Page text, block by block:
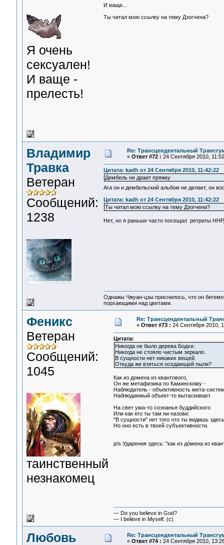
Я очень
сексуален!
И ваще -
прелесть!
И ваще...
Ты читал мою ссылку на тему Дзогчена?
Владимир
Травка
Ветеран
Сообщений:
1238
Re: Трансцендентальный
« Ответ #72 : 24 Сентября 2010,
Цитата: kadh от 24 Сентября 2010, 11:42:22
Дембель не драит пряжку
Ага он и дембельский альбом не делает, он
Цитата: kadh от 24 Сентября 2010, 11:42:22
Ты читал мою ссылку на тему Дзогчена?
Нет, но я раньше часто посещал ретриты ННР,
Однажы Чжуан-цзы приснилось, что он
порхающими над цветами.
Феникс
Ветеран
Сообщений:
1045
таинственный
незнакомец
Re: Трансцендентальный
« Ответ #73 : 24 Сентября 2010,
Цитата:
Никогда не было дерева Бодхи.
Никогда не стояло чистым зеркало.
В сущности нет никаких вещей.
Откуда же взяться оседающей пыли?
Как из домена из квантового,
Он же метафизика по Каминскому -
Наблюдатель - объективность мета-
Наблюдаемый объект-то вытаскивает.
На свет ума-то сознанья буддийского
Или как его ты там ни назови:
"В сущности" нет того что ты видишь
Но оно есть в твоей субъективности.
p/s Ударения здесь: "как из дóмена из
— Do you believe in God?
— I believe in Myself. (c)
Любовь
Re: Трансцендентальный
« Ответ #74 : 24 Сентября 2010,